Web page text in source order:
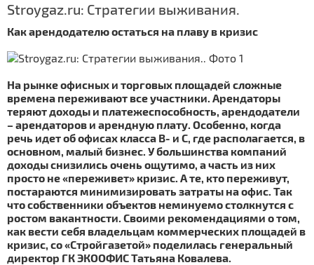
Stroygaz.ru: Стратегии выживания.
Как арендодателю остаться на плаву в кризис
На рынке офисных и торговых площадей сложные
времена переживают все участники. Арендаторы
теряют доходы и платежеспособность, арендодатели
– арендаторов и арендную плату. Особенно, когда
речь идет об офисах класса В- и С, где располагается, в
основном, малый бизнес. У большинства компаний
доходы снизились очень ощутимо, а часть из них
просто не «переживет» кризис. А те, кто переживут,
постараются минимизировать затраты на офис. Так
что собственники объектов неминуемо столкнутся с
ростом вакантности. Своими рекомендациями о том,
как вести себя владельцам коммерческих площадей в
кризис, со «Стройгазетой» поделилась генеральный
директор ГК ЭКООФИС Татьяна Ковалева.